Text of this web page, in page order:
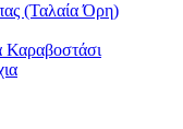
(Ταλαία Όρη)